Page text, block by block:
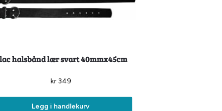
halsbånd lær svart 40mmx45cm
kr349
Legg i handlekurv